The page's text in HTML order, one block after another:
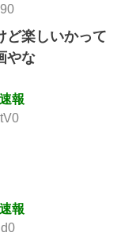
ど楽しいかって
やな
報
報